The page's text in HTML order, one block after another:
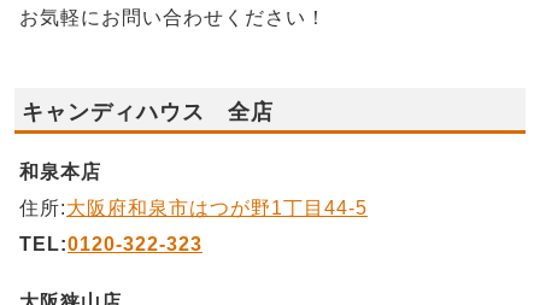
お気軽にお問い合わせください！
キャンディハウス 全店
和泉本店
住所:大阪府和泉市はつが野1丁目44-5
TEL:0120-322-323